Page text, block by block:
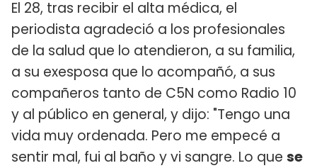
El 28, tras recibir el alta médica, el
periodista agradeció a los profesionales
de la salud que lo atendieron, a su familia,
a su exesposa que lo acompañó, a sus
compañeros tanto de C5N como Radio 10
y al público en general, y dijo: "Tengo una
vida muy ordenada. Pero me empecé a
sentir mal, fui al baño y vi sangre. Lo que se